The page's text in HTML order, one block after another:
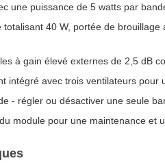
une puissance de 5 watts par
totalisant 40 W, portée de
à gain élevé externes de 2,5 dB
intégré avec trois ventilateurs pour
- régler ou désactiver une seule
module pour une maintenance et